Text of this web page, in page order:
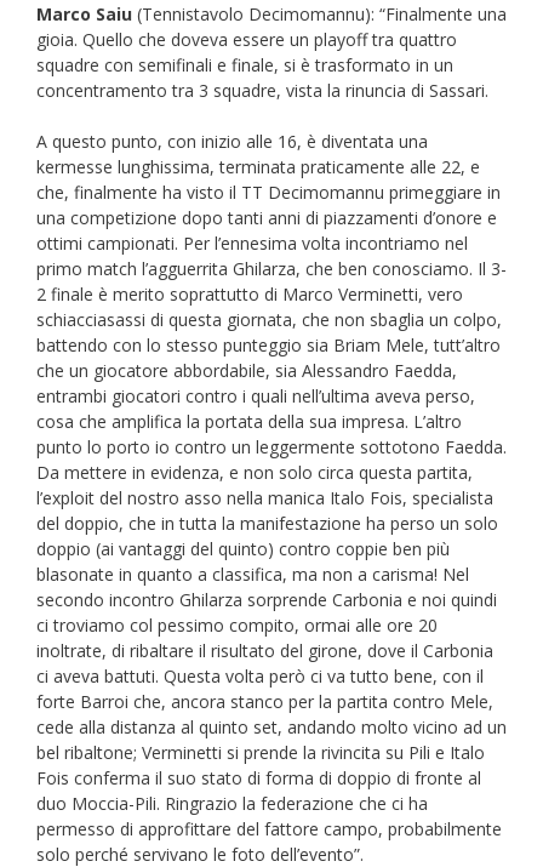
Marco Saiu (Tennistavolo Decimomannu): “Finalmente una
gioia. Quello che doveva essere un playoff tra quattro
squadre con semifinali e finale, si è trasformato in un
concentramento tra 3 squadre, vista la rinuncia di Sassari.
A questo punto, con inizio alle 16, è diventata una
kermesse lunghissima, terminata praticamente alle 22, e
che, finalmente ha visto il TT Decimomannu primeggiare in
una competizione dopo tanti anni di piazzamenti d’onore e
ottimi campionati. Per l’ennesima volta incontriamo nel
primo match l’agguerrita Ghilarza, che ben conosciamo. Il 3-
2 finale è merito soprattutto di Marco Verminetti, vero
schiacciasassi di questa giornata, che non sbaglia un colpo,
battendo con lo stesso punteggio sia Briam Mele, tutt’altro
che un giocatore abbordabile, sia Alessandro Faedda,
entrambi giocatori contro i quali nell’ultima aveva perso,
cosa che amplifica la portata della sua impresa. L’altro
punto lo porto io contro un leggermente sottotono Faedda.
Da mettere in evidenza, e non solo circa questa partita,
l’exploit del nostro asso nella manica Italo Fois, specialista
del doppio, che in tutta la manifestazione ha perso un solo
doppio (ai vantaggi del quinto) contro coppie ben più
blasonate in quanto a classifica, ma non a carisma! Nel
secondo incontro Ghilarza sorprende Carbonia e noi quindi
ci troviamo col pessimo compito, ormai alle ore 20
inoltrate, di ribaltare il risultato del girone, dove il Carbonia
ci aveva battuti. Questa volta però ci va tutto bene, con il
forte Barroi che, ancora stanco per la partita contro Mele,
cede alla distanza al quinto set, andando molto vicino ad un
bel ribaltone; Verminetti si prende la rivincita su Pili e Italo
Fois conferma il suo stato di forma di doppio di fronte al
duo Moccia-Pili. Ringrazio la federazione che ci ha
permesso di approfittare del fattore campo, probabilmente
solo perché servivano le foto dell’evento”.